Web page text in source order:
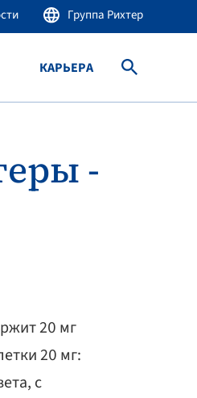
Группа Рихтер
КАРЬЕРА
-
20 мг
20 мг:
с